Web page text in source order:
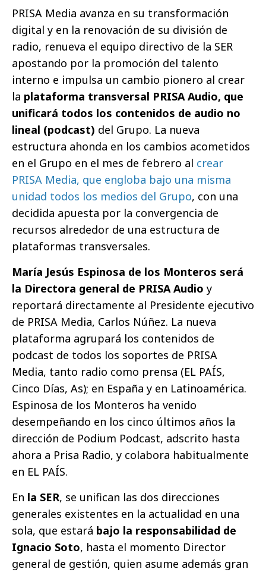
PRISA Media avanza en su transformación
digital y en la renovación de su división de
radio, renueva el equipo directivo de la SER
apostando por la promoción del talento
interno e impulsa un cambio pionero al crear
la plataforma transversal PRISA Audio, que
unificará todos los contenidos de audio no
lineal (podcast) del Grupo. La nueva
estructura ahonda en los cambios acometidos
en el Grupo en el mes de febrero al crear
PRISA Media, que engloba bajo una misma
unidad todos los medios del Grupo, con una
decidida apuesta por la convergencia de
recursos alrededor de una estructura de
plataformas transversales.
María Jesús Espinosa de los Monteros será
la Directora general de PRISA Audio y
reportará directamente al Presidente ejecutivo
de PRISA Media, Carlos Núñez. La nueva
plataforma agrupará los contenidos de
podcast de todos los soportes de PRISA
Media, tanto radio como prensa (EL PAÍS,
Cinco Días, As); en España y en Latinoamérica.
Espinosa de los Monteros ha venido
desempeñando en los cinco últimos años la
dirección de Podium Podcast, adscrito hasta
ahora a Prisa Radio, y colabora habitualmente
en EL PAÍS.
En la SER, se unifican las dos direcciones
generales existentes en la actualidad en una
sola, que estará bajo la responsabilidad de
Ignacio Soto, hasta el momento Director
general de gestión, quien asume además gran